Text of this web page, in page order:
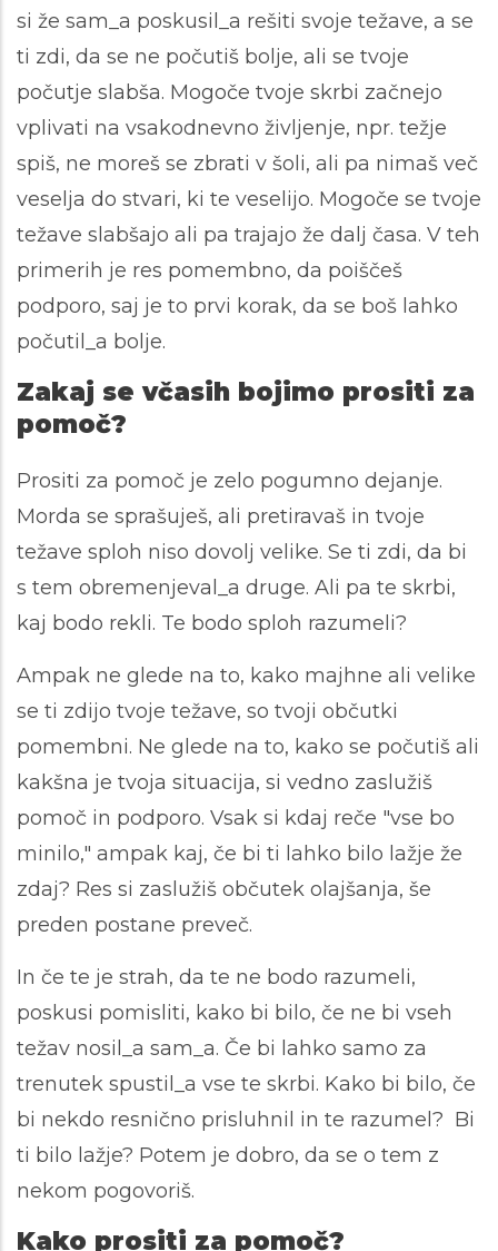
si že sam_a poskusil_a rešiti svoje težave, a se
ti zdi, da se ne počutiš bolje, ali se tvoje
počutje slabša. Mogoče tvoje skrbi začnejo
vplivati na vsakodnevno življenje, npr. težje
spiš, ne moreš se zbrati v šoli, ali pa nimaš več
veselja do stvari, ki te veselijo. Mogoče se tvoje
težave slabšajo ali pa trajajo že dalj časa. V teh
primerih je res pomembno, da poiščeš
podporo, saj je to prvi korak, da se boš lahko
počutil_a bolje.
Zakaj se včasih bojimo prositi za
pomoč?
Prositi za pomoč je zelo pogumno dejanje.
Morda se sprašuješ, ali pretiravaš in tvoje
težave sploh niso dovolj velike. Se ti zdi, da bi
s tem obremenjeval_a druge. Ali pa te skrbi,
kaj bodo rekli. Te bodo sploh razumeli?
Ampak ne glede na to, kako majhne ali velike
se ti zdijo tvoje težave, so tvoji občutki
pomembni. Ne glede na to, kako se počutiš ali
kakšna je tvoja situacija, si vedno zaslužiš
pomoč in podporo. Vsak si kdaj reče "vse bo
minilo," ampak kaj, če bi ti lahko bilo lažje že
zdaj? Res si zaslužiš občutek olajšanja, še
preden postane preveč.
In če te je strah, da te ne bodo razumeli,
poskusi pomisliti, kako bi bilo, če ne bi vseh
težav nosil_a sam_a. Če bi lahko samo za
trenutek spustil_a vse te skrbi. Kako bi bilo, če
bi nekdo resnično prisluhnil in te razumel? Bi
ti bilo lažje? Potem je dobro, da se o tem z
nekom pogovoriš.
Kako prositi za pomoč?